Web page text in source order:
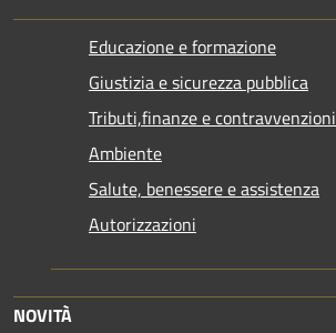
Educazione e formazione
Giustizia e sicurezza pubblica
Tributi,finanze e contravvenzioni
Ambiente
Salute, benessere e assistenza
Autorizzazioni
NOVITÀ